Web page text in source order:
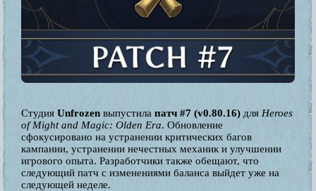
Студия Unfrozen выпустила патч #7 (v0.80.16) для Heroes
of Might and Magic: Olden Era. Обновление
сфокусировано на устранении критических багов
кампании, устранении нечестных механик и улучшении
игрового опыта. Разработчики также обещают, что
следующий патч с изменениями баланса выйдет уже на
следующей неделе.